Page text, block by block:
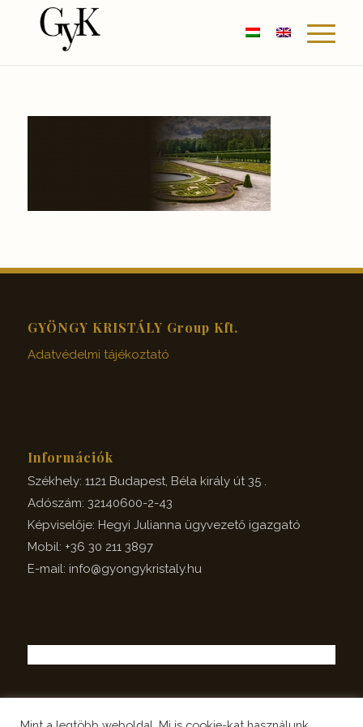
GYÖNGY KRISTÁLY Group Kft.
Adatvédelmi tájékoztató
Információk
Székhely: 1121 Budapest, Béla király út 35 .
Adószám: 32140600-2-43
Képviselője: Hegyi Julianna ügyvezető igazgató
Mobil: +36 30 211 3897
E-mail: info@gyongykristaly.hu